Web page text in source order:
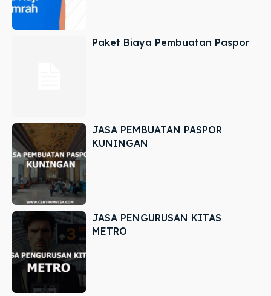
Paket Biaya Pembuatan Paspor
JASA PEMBUATAN PASPOR
KUNINGAN
JASA PENGURUSAN KITAS
METRO